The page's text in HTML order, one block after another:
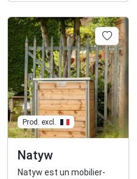
Prod. excl.
Natyw
Natyw est un mobilier-